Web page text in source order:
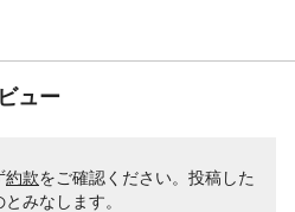
ュー
約款をご確認ください。投稿した
みなします。